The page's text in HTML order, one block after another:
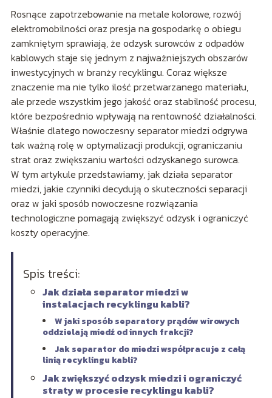
Rosnące zapotrzebowanie na metale kolorowe, rozwój
elektromobilności oraz presja na gospodarkę o obiegu
zamkniętym sprawiają, że odzysk surowców z odpadów
kablowych staje się jednym z najważniejszych obszarów
inwestycyjnych w branży recyklingu. Coraz większe
znaczenie ma nie tylko ilość przetwarzanego materiału,
ale przede wszystkim jego jakość oraz stabilność procesu,
które bezpośrednio wpływają na rentowność działalności.
Właśnie dlatego nowoczesny separator miedzi odgrywa
tak ważną rolę w optymalizacji produkcji, ograniczaniu
strat oraz zwiększaniu wartości odzyskanego surowca.
W tym artykule przedstawiamy, jak działa separator
miedzi, jakie czynniki decydują o skuteczności separacji
oraz w jaki sposób nowoczesne rozwiązania
technologiczne pomagają zwiększyć odzysk i ograniczyć
koszty operacyjne.
Spis treści:
Jak działa separator miedzi w
instalacjach recyklingu kabli?
W jaki sposób separatory prądów wirowych
oddzielają miedź od innych frakcji?
Jak separator do miedzi współpracuje z całą
linią recyklingu kabli?
Jak zwiększyć odzysk miedzi i ograniczyć
straty w procesie recyklingu kabli?